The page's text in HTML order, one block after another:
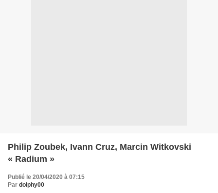
Philip Zoubek, Ivann Cruz, Marcin Witkovski
« Radium »
Publié le 20/04/2020 à 07:15
Par dolphy00